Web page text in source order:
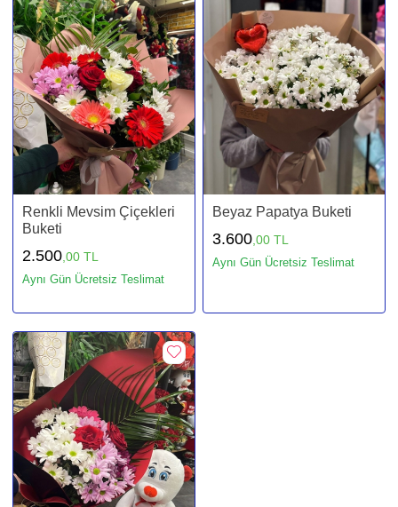
Renkli Mevsim Çiçekleri
Buketi
2.500 ,00 TL
Aynı Gün Ücretsiz Teslimat
Beyaz Papatya Buketi
3.600 ,00 TL
Aynı Gün Ücretsiz Teslimat